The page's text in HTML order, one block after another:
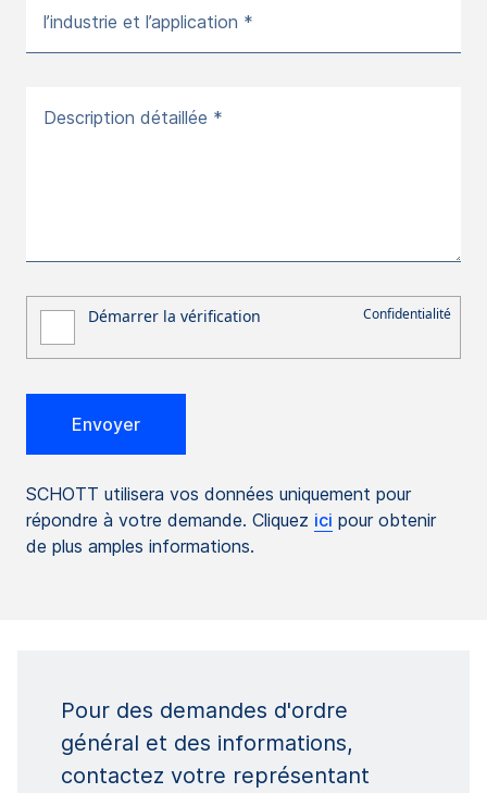
l’industrie et l’application *
Description détaillée *
SCHOTT utilisera vos données uniquement pour
répondre à votre demande. Cliquez ici pour obtenir
de plus amples informations.
Pour des demandes d'ordre
général et des informations,
contactez votre représentant